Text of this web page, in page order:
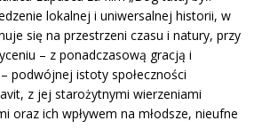
lokalnej i uniwersalnej historii, w
się na przestrzeni czasu i natury, przy
– z ponadczasową gracją i
podwójnej istoty społeczności
z jej starożytnymi wierzeniami
oraz ich wpływem na młodsze, nieufne